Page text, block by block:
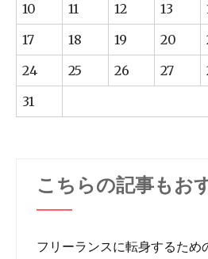
10
11 12 13
17
18 19 20
24
25 26 27
31
こちらの記事もお
フリーランスに転身するため